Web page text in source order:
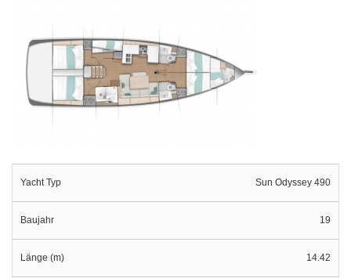
Yacht Typ Sun Odyssey 490
Baujahr 19
Länge (m) 14.42